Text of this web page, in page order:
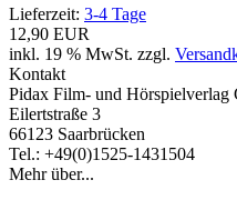
Lieferzeit: 3-4 Tage
12,90 EUR
inkl. 19 % MwSt. zzgl.
Kontakt
Pidax Film- und Hörspielverlag
Eilertstraße 3
66123 Saarbrücken
Tel.: +49(0)1525-1431504
Mehr über...